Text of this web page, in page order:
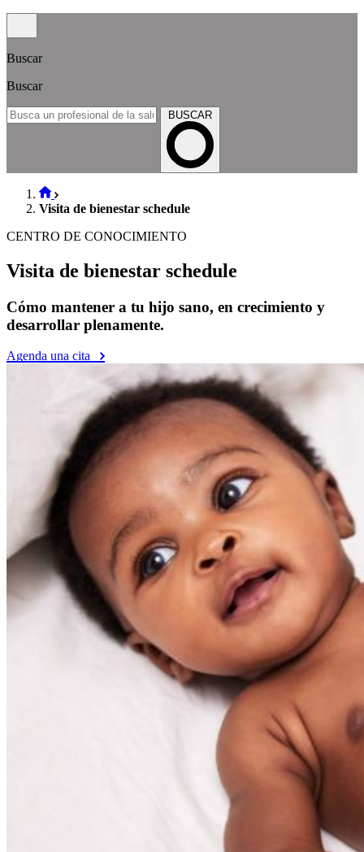
Buscar
Buscar
BUSCAR
Visita de bienestar schedule
CENTRO DE CONOCIMIENTO
Visita de bienestar schedule
Cómo mantener a tu hijo sano, en crecimiento y
desarrollar plenamente.
Agenda una cita